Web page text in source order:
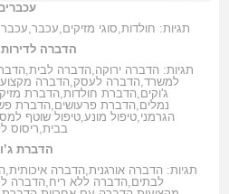
תגיות: חולדות,סוגי מזיקים,עכבר,עכבר
הדברה לדירות
תגיות: הדברה ירוקה,הדברה לבית,
למשרד,הדברה לעסק,הדברה
ג'וקים,הדברת חולדות,הדברת
נמלים,הדברת פרעושים,הדברת
הגרמני,טיפול מונע,טיפול שוטף
בבית,ריסוס
הדברת
תגיות: הדברה אורגנית,הדברה איכותית,
לבתים,הדברה ללא ריח,הדברה